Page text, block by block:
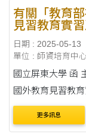
有關「教育
見習教育實
補助各師資
類科師資生5
日期 : 2025-05-13
單位 : 師資培育中心
國立屏東大學 函 主旨：有關「教育部補助師資培育大學辦理
國外教育見習教
各師資培育大學
更多訊息